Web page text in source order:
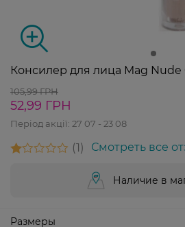
Консилер для лица Mag Nude
105,99 ГРН
52,99 ГРН
Період акції: 27 07 - 23 08
1 Смотреть все
Наличие в
Размеры